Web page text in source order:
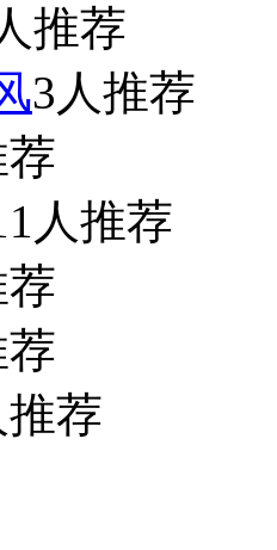
推荐
3人推荐
人推荐
荐
荐